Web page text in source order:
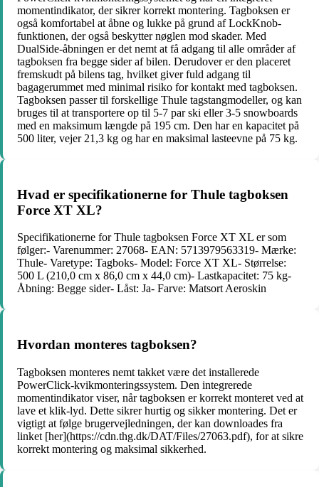
momentindikator, der sikrer korrekt montering. Tagboksen er
også komfortabel at åbne og lukke på grund af LockKnob-
funktionen, der også beskytter nøglen mod skader. Med
DualSide-åbningen er det nemt at få adgang til alle områder af
tagboksen fra begge sider af bilen. Derudover er den placeret
fremskudt på bilens tag, hvilket giver fuld adgang til
bagagerummet med minimal risiko for kontakt med tagboksen.
Tagboksen passer til forskellige Thule tagstangmodeller, og kan
bruges til at transportere op til 5-7 par ski eller 3-5 snowboards
med en maksimum længde på 195 cm. Den har en kapacitet på
500 liter, vejer 21,3 kg og har en maksimal lasteevne på 75 kg.
Hvad er specifikationerne for Thule tagboksen
Force XT XL?
Specifikationerne for Thule tagboksen Force XT XL er som
følger:- Varenummer: 27068- EAN: 5713979563319- Mærke:
Thule- Varetype: Tagboks- Model: Force XT XL- Størrelse:
500 L (210,0 cm x 86,0 cm x 44,0 cm)- Lastkapacitet: 75 kg-
Åbning: Begge sider- Låst: Ja- Farve: Matsort Aeroskin
Hvordan monteres tagboksen?
Tagboksen monteres nemt takket være det installerede
PowerClick-kvikmonteringssystem. Den integrerede
momentindikator viser, når tagboksen er korrekt monteret ved at
lave et klik-lyd. Dette sikrer hurtig og sikker montering. Det er
vigtigt at følge brugervejledningen, der kan downloades fra
linket [her](https://cdn.thg.dk/DAT/Files/27063.pdf), for at sikre
korrekt montering og maksimal sikkerhed.